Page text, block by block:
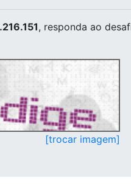
, responda ao
[trocar imagem]